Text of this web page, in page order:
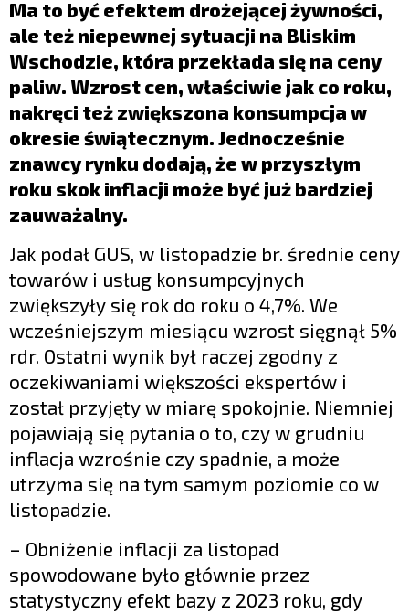
Ma to być efektem drożejącej żywności,
ale też niepewnej sytuacji na Bliskim
Wschodzie, która przekłada się na ceny
paliw. Wzrost cen, właściwie jak co roku,
nakręci też zwiększona konsumpcja w
okresie świątecznym. Jednocześnie
znawcy rynku dodają, że w przyszłym
roku skok inflacji może być już bardziej
zauważalny.
Jak podał GUS, w listopadzie br. średnie ceny
towarów i usług konsumpcyjnych
zwiększyły się rok do roku o 4,7%. We
wcześniejszym miesiącu wzrost sięgnął 5%
rdr. Ostatni wynik był raczej zgodny z
oczekiwaniami większości ekspertów i
został przyjęty w miarę spokojnie. Niemniej
pojawiają się pytania o to, czy w grudniu
inflacja wzrośnie czy spadnie, a może
utrzyma się na tym samym poziomie co w
listopadzie.
– Obniżenie inflacji za listopad
spowodowane było głównie przez
statystyczny efekt bazy z 2023 roku, gdy